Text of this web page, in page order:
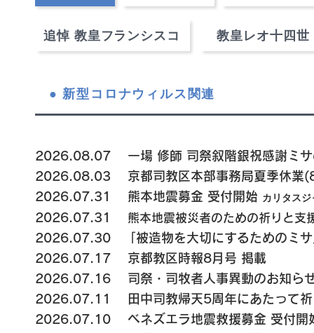
追悼 教皇フランシスコ 教皇レオ十四世
● 新型コロナウィルス関連
2026.08.07 一場 修師 司祭叙階銀祝感謝ミ
2026.08.03 京都司教区本部事務局夏季休業
2026.07.31 熊本地震募金 受付開始 カリタスジ
2026.07.31 熊本地震被災者のための祈りと支
2026.07.30 「被造物を大切にするためのミサ
2026.07.17 京都教区時報8月号 掲載
2026.07.16 司祭・司牧者人事異動のお知ら
2026.07.11 田中司教帰天5周年にあたって祈
2026.07.10 ベネズエラ地震救援募金 受付開